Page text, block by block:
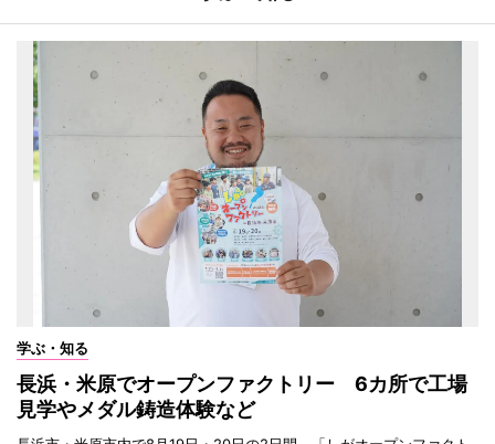
学ぶ・知る
長浜・米原でオープンファクトリー 6カ所で工場
見学やメダル鋳造体験など